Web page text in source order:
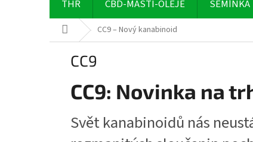
THR CBD-MASTI-OLEJE SEMÍNKA
Domů CC9 – Nový kanabinoid
CC9
CC9: Novinka na
Svět kanabinoidů nás